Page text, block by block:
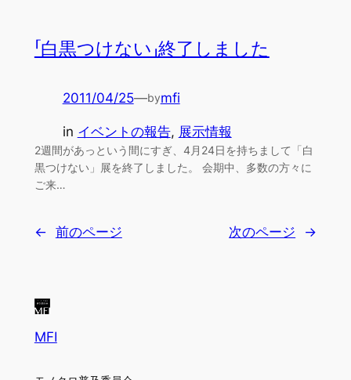
「白黒つけない」終了しました
2011/04/25—bymfi
in イベントの報告, 展示情報
2週間があっという間にすぎ、4月24日を持ちまして「白
黒つけない」展を終了しました。 会期中、多数の方々に
ご来…
← 前のページ 次のページ →
MFI